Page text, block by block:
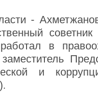
-
в
и